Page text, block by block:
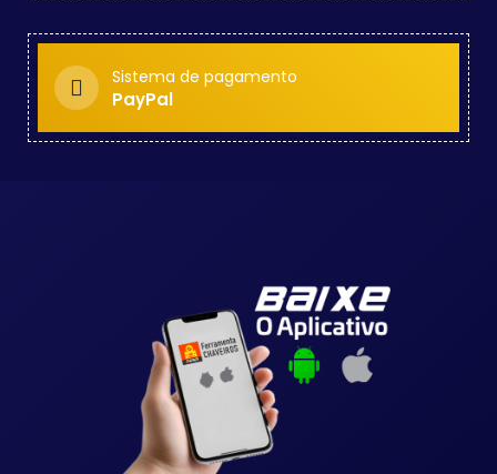
Sistema de pagamento
PayPal